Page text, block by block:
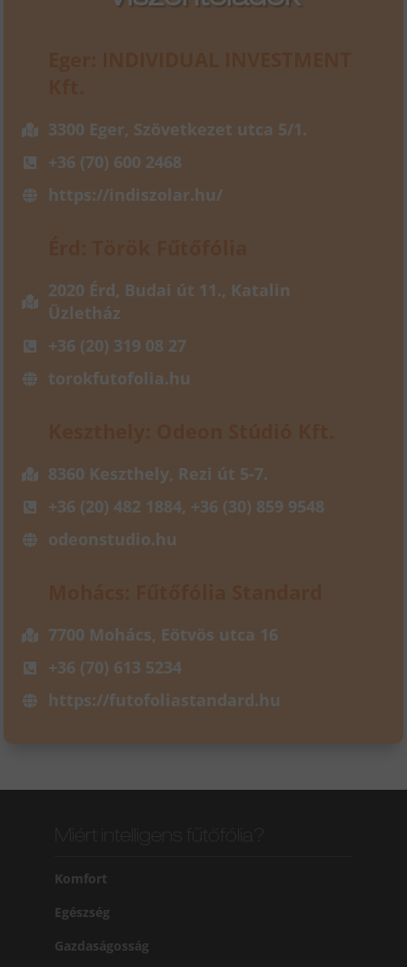
3300 Eger, Szövetkezet utca 5/1.
+36 (70) 600 2468
https://indiszolar.hu/
2020 Érd, Budai út 11., Katalin
Üzletház
+36 (20) 319 08 27
torokfutofolia.hu
8360 Keszthely, Rezi út 5-7.
+36 (20) 482 1884, +36 (30) 859 9548
odeonstudio.hu
7700 Mohács, Eötvös utca 16
+36 (70) 613 5234
https://futofoliastandard.hu
Komfort
Egészség
Gazdaságosság